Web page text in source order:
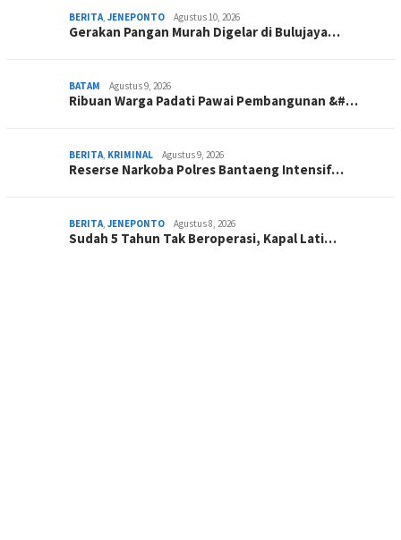
BERITA, JENEPONTO Agustus 10, 2026
Gerakan Pangan Murah Digelar di Bulujaya…
BATAM Agustus 9, 2026
Ribuan Warga Padati Pawai Pembangunan &#…
BERITA, KRIMINAL Agustus 9, 2026
Reserse Narkoba Polres Bantaeng Intensif…
BERITA, JENEPONTO Agustus 8, 2026
Sudah 5 Tahun Tak Beroperasi, Kapal Lati…